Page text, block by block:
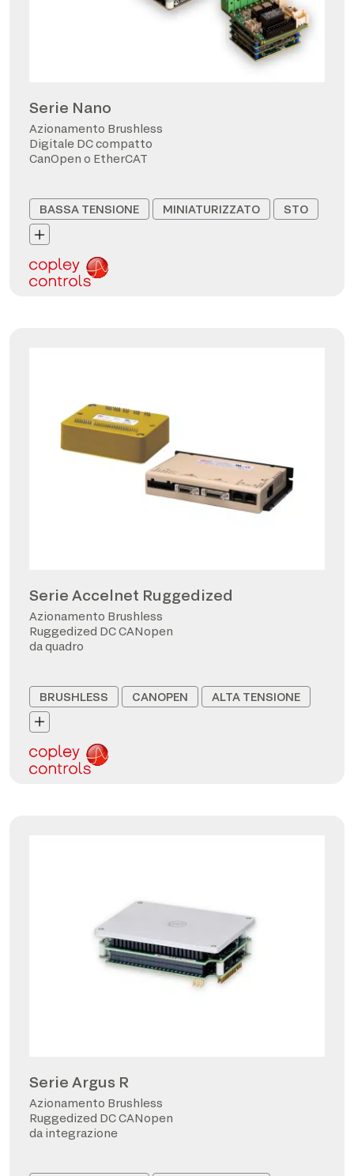
Serie Nano
Azionamento Brushless
Digitale DC compatto
CanOpen o EtherCAT
BASSA TENSIONE MINIATURIZZATO STO
Serie Accelnet Ruggedized
Azionamento Brushless
Ruggedized DC CANopen
da quadro
BRUSHLESS CANOPEN ALTA TENSIONE
Serie Argus R
Azionamento Brushless
Ruggedized DC CANopen
da integrazione